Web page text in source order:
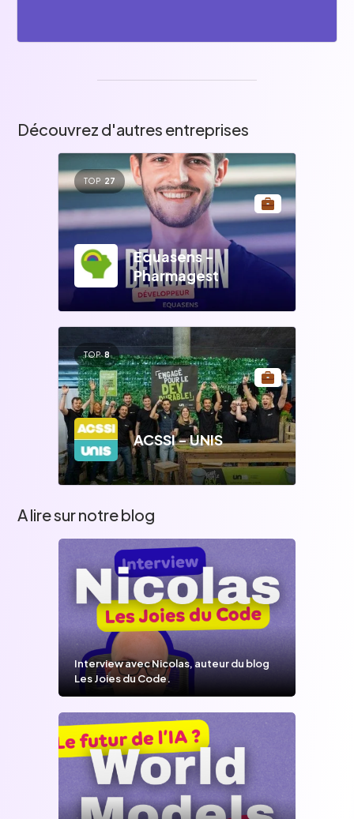
Découvrez d'autres entreprises
TOP 27
Equasens -
Pharmagest
TOP 8
ACSSI - UNIS
A lire sur notre blog
Interview avec Nicolas, auteur du blog
Les Joies du Code.